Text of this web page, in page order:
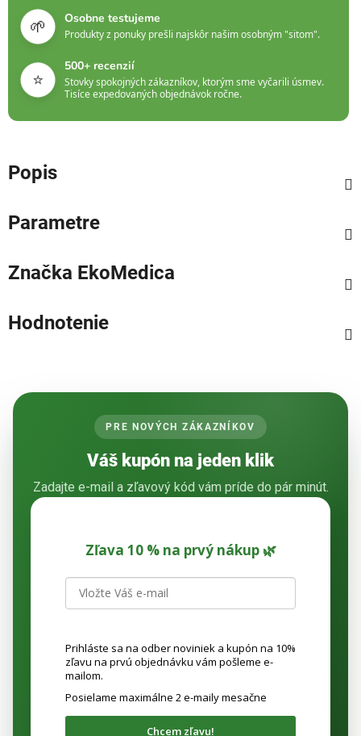
🌱 Osobne testujeme
Produkty z ponuky prešli najskôr našim osobným "sitom".
⭐
500+ recenzií
Stovky spokojných zákazníkov, ktorým sme vyčarili úsmev.
Tisíce expedovaných objednávok ročne.
Popis
Parametre
Značka EkoMedica
Hodnotenie
PRE NOVÝCH ZÁKAZNÍKOV
Váš kupón na jeden klik
Zadajte e-mail a zľavový kód vám príde do pár minút.
Zľava 10 % na prvý nákup 🌿
Prihláste sa na odber noviniek a kupón na 10%
zľavu na prvú objednávku vám pošleme e-
mailom.
Posielame maximálne 2 e-maily mesačne
Chcem zľavu!